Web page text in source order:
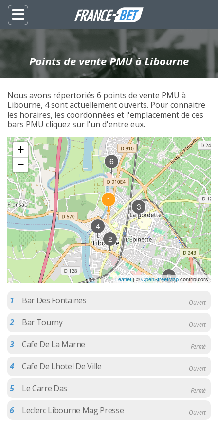
Points de vente PMU à Libourne
Nous avons répertoriés 6 points de vente PMU à
Libourne, 4 sont actuellement ouverts. Pour connaitre
les horaires, les coordonnées et l'emplacement de ces
bars PMU cliquez sur l'un d'entre eux.
1
2
3
4
5
6
+
−
Leaflet| ©OpenStreetMapcontributors
1 Bar Des Fontaines Ouvert
2 Bar Tourny Ouvert
3 Cafe De La Marne Fermé
4 Cafe De Lhotel De Ville Ouvert
5 Le Carre Das Fermé
6 Leclerc Libourne Mag Presse Ouvert